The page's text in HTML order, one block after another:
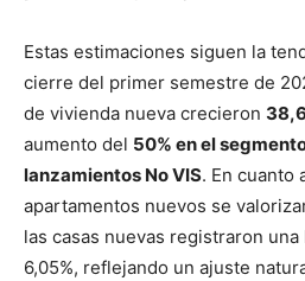
Estas estimaciones siguen la
cierre del primer semestre de
de vivienda nueva crecieron
aumento del 50% en el
lanzamientos No VIS. En cuanto
apartamentos nuevos se
las casas nuevas registraron
6,05%, reflejando un ajuste